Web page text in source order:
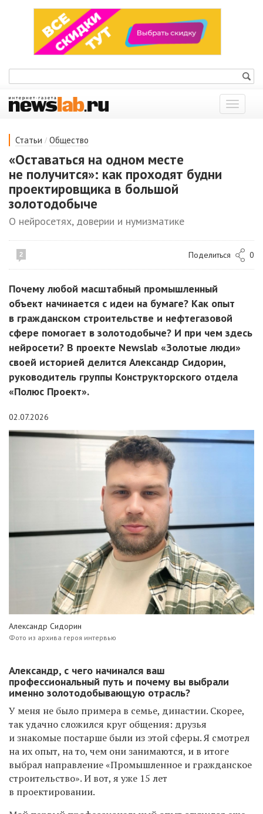
Показать
меню
Статьи / Общество
«Оставаться на одном месте
не получится»: как проходят будни
проектировщика в большой
золотодобыче
О нейросетях, доверии и нумизматике
2 Поделиться 0
Почему любой масштабный промышленный
объект начинается с идеи на бумаге? Как опыт
в гражданском строительстве и нефтегазовой
сфере помогает в золотодобыче? И при чем здесь
нейросети? В проекте Newslab «Золотые люди»
своей историей делится Александр Сидорин,
руководитель группы Конструкторского отдела
«Полюс Проект».
02.07.2026
Александр Сидорин
Фото из архива героя интервью
Александр, с чего начинался ваш
профессиональный путь и почему вы выбрали
именно золотодобывающую отрасль?
У меня не было примера в семье, династии. Скорее,
так удачно сложился круг общения: друзья
и знакомые постарше были из этой сферы. Я смотрел
на их опыт, на то, чем они занимаются, и в итоге
выбрал направление «Промышленное и гражданское
строительство». И вот, я уже 15 лет
в проектировании.